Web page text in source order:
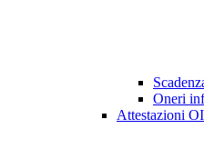
Oneri
Attestazioni